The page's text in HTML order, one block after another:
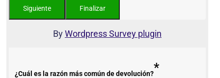
ByWordpress Survey plugin
¿Cuál es la razón más común de devolución?*